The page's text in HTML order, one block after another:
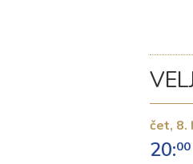
čet, 8.
20:00